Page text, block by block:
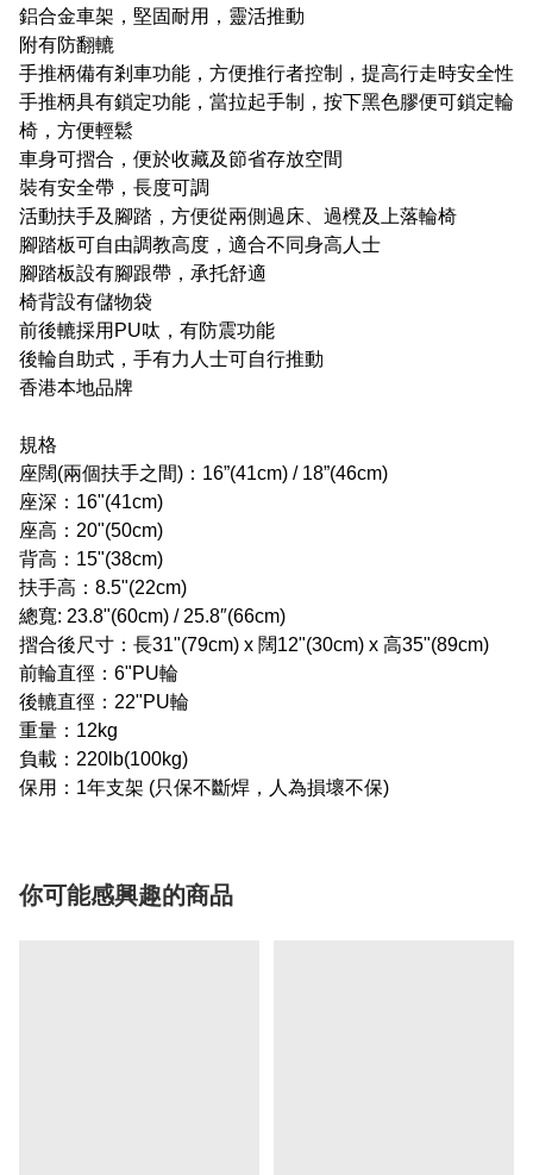
鋁合金車架，堅固耐用，靈活推動
附有防翻轆
手推柄備有剎車功能，方便推行者控制，提高行走時安全性
手推柄具有鎖定功能，當拉起手制，按下黑色膠便可鎖定輪
椅，方便輕鬆
車身可摺合，便於收藏及節省存放空間
裝有安全帶，長度可調
活動扶手及腳踏，方便從兩側過床、過櫈及上落輪椅
腳踏板可自由調教高度，適合不同身高人士
腳踏板設有腳跟帶，承托舒適
椅背設有儲物袋
前後轆採用PU呔，有防震功能
後輪自助式，手有力人士可自行推動
香港本地品牌
規格
座闊(兩個扶手之間)： 16”(41cm) / 18”(46cm)
座深：16"(41cm)
座高：20"(50cm)
背高：15"(38cm)
扶手高：8.5"(22cm)
總寬: 23.8"(60cm) / 25.8″(66cm)
摺合後尺寸：長31"(79cm) x 闊12"(30cm) x 高35"(89cm)
前輪直徑：6"PU輪
後轆直徑：22"PU輪
重量：12kg
負載：220lb(100kg)
保用：1年支架 (只保不斷焊，人為損壞不保)
你可能感興趣的商品